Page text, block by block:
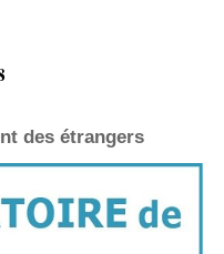
des étrangers